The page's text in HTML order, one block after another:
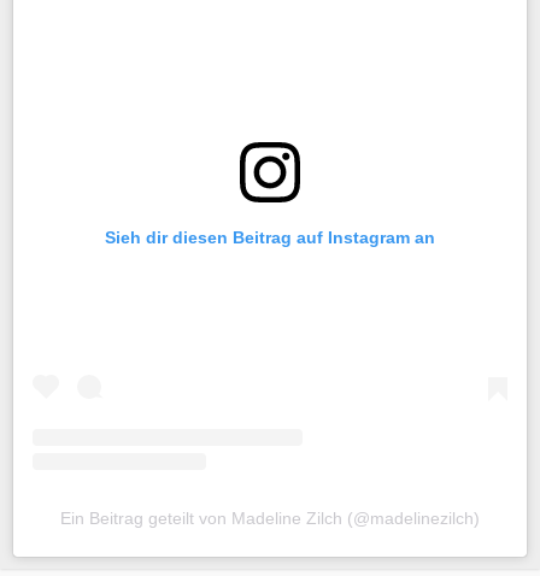
Sieh dir diesen Beitrag auf Instagram an
Ein Beitrag geteilt von Madeline Zilch (@madelinezilch)